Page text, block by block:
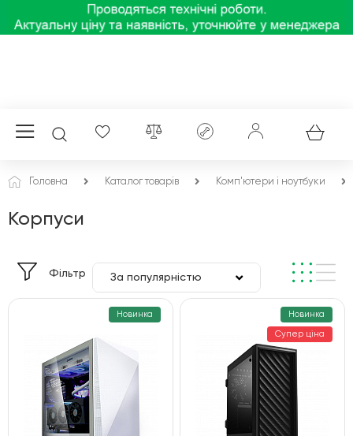
Головна Каталог товарів Комп'ютери і ноутбуки
Корпуси
Фільтр
За ціною
За популярністю
Новинка Новинка
Супер ціна